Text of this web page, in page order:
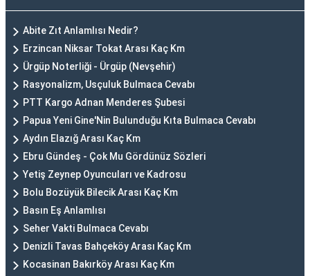
Abite Zıt Anlamlısı Nedir?
Erzincan Niksar Tokat Arası Kaç Km
Ürgüp Noterliği - Ürgüp (Nevşehir)
Rasyonalizm, Usçuluk Bulmaca Cevabı
PTT Kargo Adnan Menderes Şubesi
Papua Yeni Gine'Nin Bulunduğu Kıta Bulmaca Cevabı
Aydın Elazığ Arası Kaç Km
Ebru Gündeş - Çok Mu Gördünüz Sözleri
Yetiş Zeynep Oyuncuları ve Kadrosu
Bolu Bozüyük Bilecik Arası Kaç Km
Basın Eş Anlamlısı
Seher Vakti Bulmaca Cevabı
Denizli Tavas Bahçeköy Arası Kaç Km
Kocasinan Bakırköy Arası Kaç Km